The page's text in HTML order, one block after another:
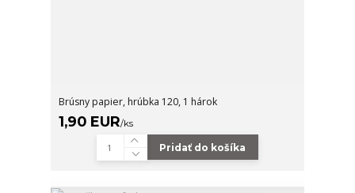
Brúsny papier, hrúbka 120, 1 hárok
1,90 EUR/ks
Pridať do košíka